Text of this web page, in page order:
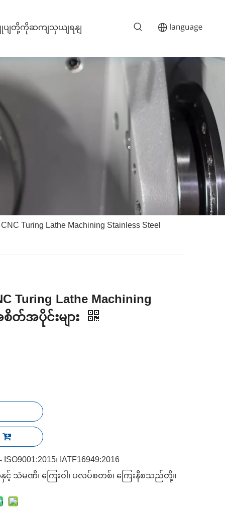
ျုပျတို့ကိုဆကျသှယျရနျ
Turing Lathe Machining Stainless Steel
Lathe Machining
တ်အပိုင်းများ
ISO9001:2015၊ IATF16949:2016
သံမဏိ၊ ကြေးဝါ၊ ပလပ်စတစ်၊ ကြေးနီစသည်တို့။